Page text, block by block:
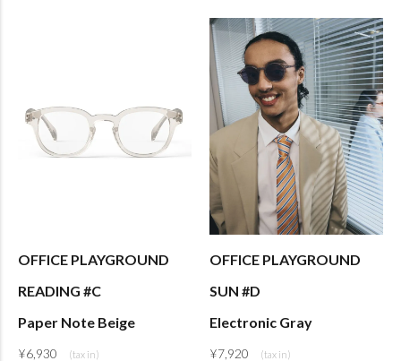
OFFICE PLAYGROUND
READING #C
Paper Note Beige
¥6,930
OFFICE PLAYGROUND
SUN #D
Electronic Gray
¥7,920